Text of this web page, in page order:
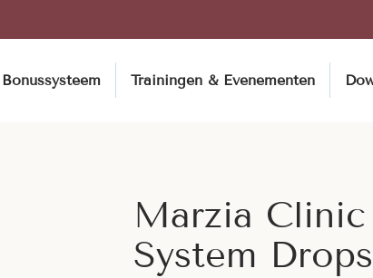
Bonussysteem Trainingen & Evenementen
Marzia
System